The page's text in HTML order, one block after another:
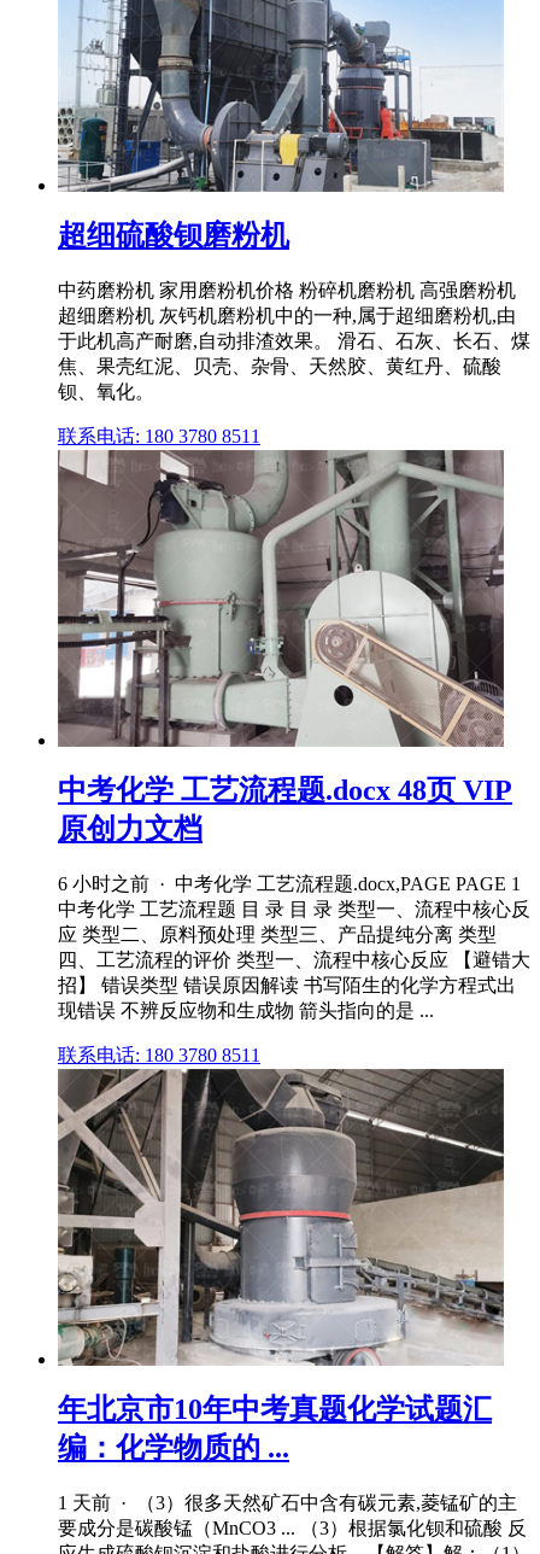
超细硫酸钡磨粉机
中药磨粉机 家用磨粉机价格 粉碎机磨粉机 高强磨粉机
超细磨粉机 灰钙机磨粉机中的一种,属于超细磨粉机,由
于此机高产耐磨,自动排渣效果。 滑石、石灰、长石、煤
焦、果壳红泥、贝壳、杂骨、天然胶、黄红丹、硫酸
钡、氧化。
联系电话: 180 3780 8511
中考化学 工艺流程题.docx 48页 VIP
原创力文档
6 小时之前 · 中考化学 工艺流程题.docx,PAGE PAGE 1
中考化学 工艺流程题 目 录 目 录 类型一、流程中核心反
应 类型二、原料预处理 类型三、产品提纯分离 类型
四、工艺流程的评价 类型一、流程中核心反应 【避错大
招】 错误类型 错误原因解读 书写陌生的化学方程式出
现错误 不辨反应物和生成物 箭头指向的是 ...
联系电话: 180 3780 8511
年北京市10年中考真题化学试题汇
编：化学物质的 ...
1 天前 · （3）很多天然矿石中含有碳元素,菱锰矿的主
要成分是碳酸锰（MnCO3 ... （3）根据氯化钡和硫酸 反